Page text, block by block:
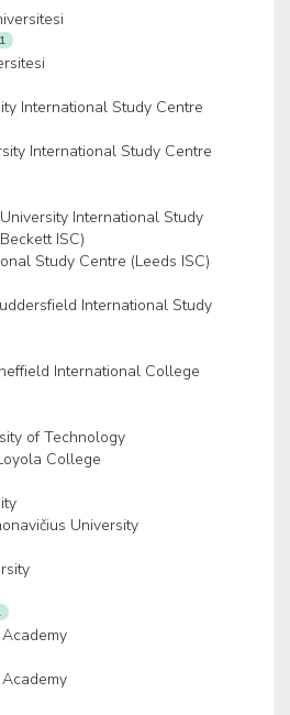
1
International Study Centre
International Study Centre
International Study
ISC)
Study Centre (Leeds ISC)
International Study
International College
of Technology
College
University